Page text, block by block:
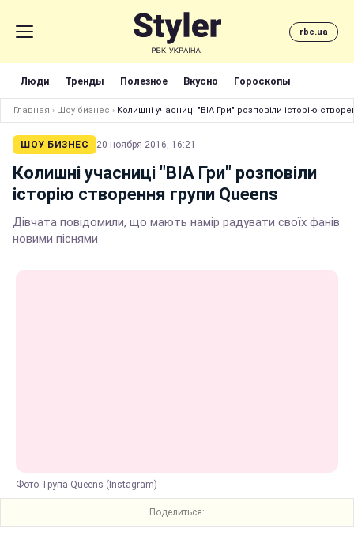
rbc.ua
Люди Тренды Полезное Вкусно Гороскопы
Главная › Шоу бизнес › Колишні учасниці "ВІА Гри" розповіли історію
ШОУ БИЗНЕС 20 ноября 2016, 16:21
Колишні учасниці "ВІА Гри" розповіли
історію створення групи Queens
Дівчата повідомили, що мають намір радувати своїх фанів
новими піснями
Фото: Група Queens (Instagram)
Поделиться: